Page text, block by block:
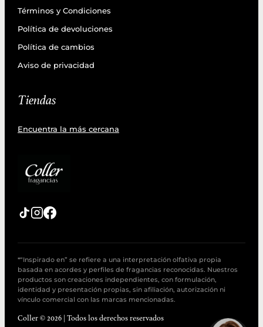
Términos y Condiciones
Política de devoluciones
Política de cambios
Aviso de privacidad
Tiendas
Encuentra la más cercana
*“Inspirado en” se refiere a una interpretación olfativa propia
basada en acordes y perfiles de fragancias reconocidas. Nuestros
productos son creaciones independientes, con formulación,
identidad y presentación propias, sin afiliación, autorización ni
vínculo comercial con las marcas mencionadas.
Coller © 2026 | Todos los derechos reservados